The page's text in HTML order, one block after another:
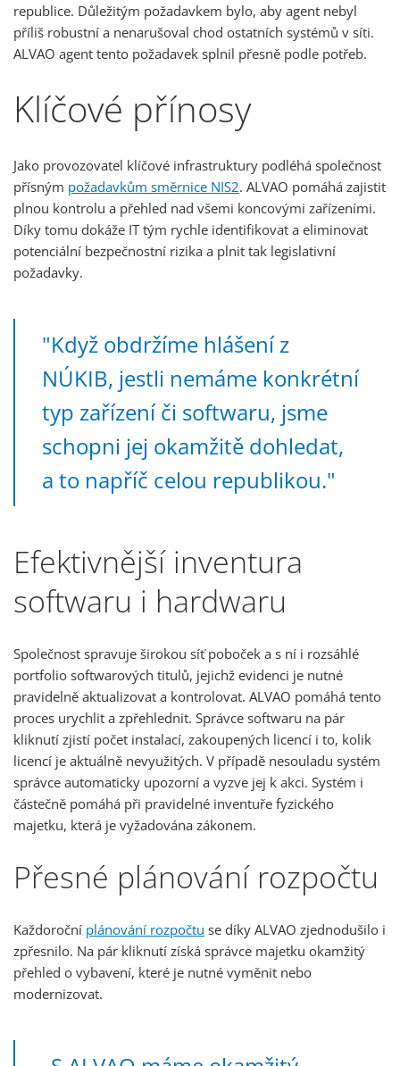
republice. Důležitým požadavkem bylo, aby agent nebyl
příliš robustní a nenarušoval chod ostatních systémů v síti.
ALVAO agent tento požadavek splnil přesně podle potřeb.
Klíčové přínosy
Jako provozovatel klíčové infrastruktury podléhá společnost
přísným požadavkům směrnice NIS2. ALVAO pomáhá zajistit
plnou kontrolu a přehled nad všemi koncovými zařízeními.
Díky tomu dokáže IT tým rychle identifikovat a eliminovat
potenciální bezpečnostní rizika a plnit tak legislativní
požadavky.
"Když obdržíme hlášení z
NÚKIB, jestli nemáme konkrétní
typ zařízení či softwaru, jsme
schopni jej okamžitě dohledat,
a to napříč celou republikou."
Efektivnější inventura
softwaru i hardwaru
Společnost spravuje širokou síť poboček a s ní i rozsáhlé
portfolio softwarových titulů, jejichž evidenci je nutné
pravidelně aktualizovat a kontrolovat. ALVAO pomáhá tento
proces urychlit a zpřehlednit. Správce softwaru na pár
kliknutí zjistí počet instalací, zakoupených licencí i to, kolik
licencí je aktuálně nevyužitých. V případě nesouladu systém
správce automaticky upozorní a vyzve jej k akci. Systém i
částečně pomáhá při pravidelné inventuře fyzického
majetku, která je vyžadována zákonem.
Přesné plánování rozpočtu
Každoroční plánování rozpočtu se díky ALVAO zjednodušilo i
zpřesnilo. Na pár kliknutí získá správce majetku okamžitý
přehled o vybavení, které je nutné vyměnit nebo
modernizovat.